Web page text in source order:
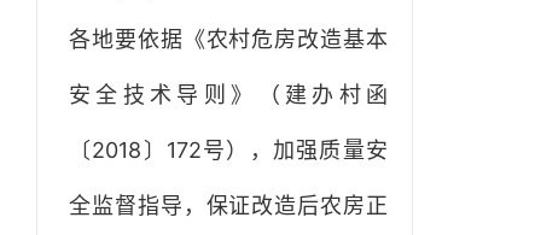
各地要依据《农村危房改造基本
安全技术导则》（建办村函
〔2018〕172号），加强质量安
全监督指导，保证改造后农房正